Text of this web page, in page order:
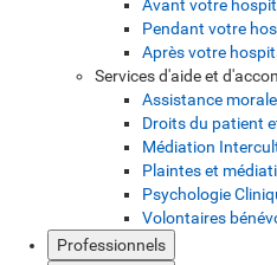
Avant votre
Pendant votre
Après votre
Services d'aide et
Assistance
Droits du patient
Médiation
Plaintes et
Psychologie
Volontaires
Professionnels